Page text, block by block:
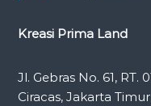
Kreasi Prima Land
Jl. Gebras No. 61, RT.
Ciracas, Jakarta